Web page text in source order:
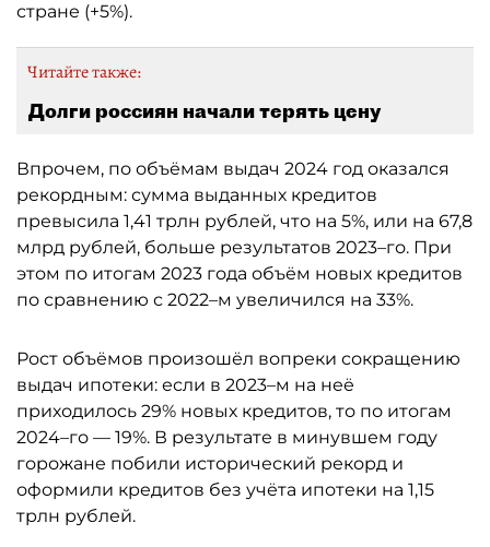
стране (+5%).
Читайте также:
Долги россиян начали терять цену
Впрочем, по объёмам выдач 2024 год оказался
рекордным: сумма выданных кредитов
превысила 1,41 трлн рублей, что на 5%, или на 67,8
млрд рублей, больше результатов 2023–го. При
этом по итогам 2023 года объём новых кредитов
по сравнению с 2022–м увеличился на 33%.
Рост объёмов произошёл вопреки сокращению
выдач ипотеки: если в 2023–м на неё
приходилось 29% новых кредитов, то по итогам
2024–го — 19%. В результате в минувшем году
горожане побили исторический рекорд и
оформили кредитов без учёта ипотеки на 1,15
трлн рублей.